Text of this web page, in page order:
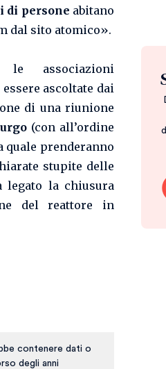
di persone abitano
dal sito atomico».
le associazioni
ascoltate dai
di una riunione
(con all’ordine
prenderanno
stupite delle
legato la chiusura
del reattore in
contenere dati o
degli anni